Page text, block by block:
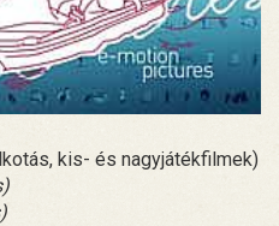
kis- és nagyjátékfilmek)